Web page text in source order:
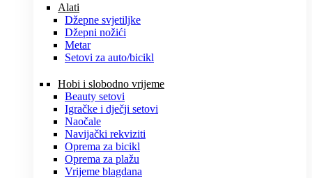
Alati
Džepne svjetiljke
Džepni nožići
Metar
Setovi za auto/bicikl
Hobi i slobodno vrijeme
Beauty setovi
Igračke i dječji setovi
Naočale
Navijački rekviziti
Oprema za bicikl
Oprema za plažu
Vrijeme blagdana